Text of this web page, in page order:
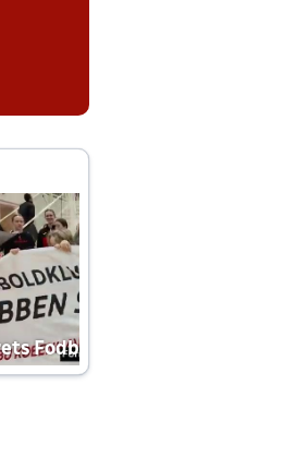
Fodboldklub 2025 mp4